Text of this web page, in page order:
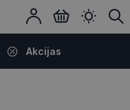
Akcijas